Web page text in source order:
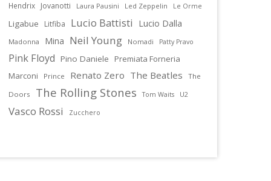
Hendrix
Jovanotti Laura Pausini Led Zeppelin Le Orme
Ligabue Litfiba Lucio Battisti Lucio Dalla
Madonna Mina Neil Young Nomadi Patty Pravo
Pink Floyd Pino Daniele
Premiata Forneria
Marconi
Prince Renato Zero The Beatles
The
Doors
The Rolling Stones Tom Waits U2
Vasco Rossi Zucchero